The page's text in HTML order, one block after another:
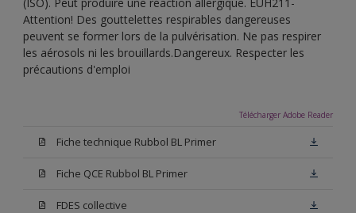
Attention! Des gouttelettes respirables dangereuses
peuvent se former lors de la pulvérisation. Ne pas respirer
les aérosols ni les brouillards.Dangereux. Respecter les
précautions d'emploi
Télécharger Adobe Reader
Fiche technique Rubbol BL Primer
Fiche QCE Rubbol BL Primer
FDES collective